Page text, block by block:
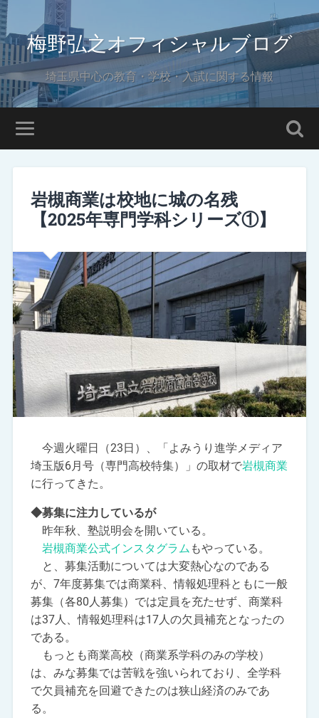
梅野弘之オフィシャルブログ
埼玉県中心の教育・学校・入試に関する情報
岩槻商業は校地に城の名残
【2025年専門学科シリーズ①】
今週火曜日（23日）、「よみうり進学メディア
埼玉版6月号（専門高校特集）」の取材で岩槻商業
に行ってきた。
◆募集に注力しているが
昨年秋、塾説明会を開いている。
岩槻商業公式インスタグラム もやっている。
と、募集活動については大変熱心なのである
が、7年度募集では商業科、情報処理科ともに一般
募集（各80人募集）では定員を充たせず、商業科
は37人、情報処理科は17人の欠員補充となったの
である。
もっとも商業高校（商業系学科のみの学校）
は、みな募集では苦戦を強いられており、全学科
で欠員補充を回避できたのは狭山経済のみであ
る。